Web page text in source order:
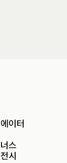
이터
스
시